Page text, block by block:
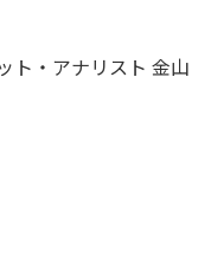
ト・アナリスト 金山